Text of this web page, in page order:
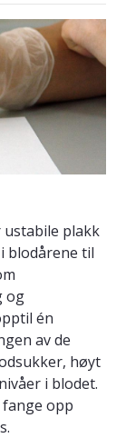
plakk
blodårene til
og
én
av de
høyt
i blodet.
opp